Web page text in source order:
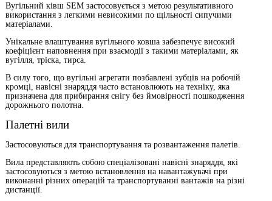
Вугільний ківш SEM застосовується з метою результативного
використання з легкими невисокими по щільності сипучими
матеріалами.
Унікальне влаштування вугільного ковша забезпечує високий
коефіцієнт наповнення при взаємодії з такими матеріалами, як
вугілля, тріска, тирса.
В силу того, що вугільні агрегати позбавлені зубців на робочій
кромці, навісні знаряддя часто встановлюють на техніку, яка
призначена для прибирання снігу без ймовірності пошкодження
дорожнього полотна.
Палетні вили
Застосовуються для транспортування та розвантаження палетів.
Вила представляють собою спеціалізовані навісні знаряддя, які
застосовуються з метою встановлення на навантажувачі при
виконанні різних операцій та транспортуванні вантажів на різні
дистанції.